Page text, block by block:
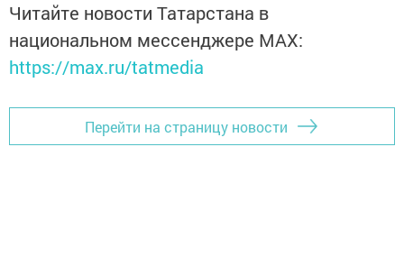
Читайте новости Татарстана в
национальном мессенджере MАХ:
https://max.ru/tatmedia
Перейти на страницу новости